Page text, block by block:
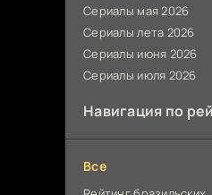
Сериалы мая 2026
Сериалы лета 2026
Сериалы июня 2026
Сериалы июля 2026
Навигация по
Все